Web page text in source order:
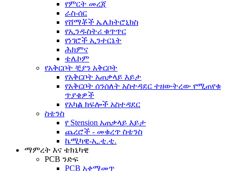
የምርት መረጃ
ራስ-ሰር
የሸማቾች ኤሌክትሮኒክስ
የኢንዱስትሪ ቁጥጥር
የነገሮች ኢንተርኔት
ሕክምና
ቴሌኮም
የአቅርቦት ቺያን አቅርቦት
የአቅርቦት አጠቃላይ እይታ
የአቅርቦት ሰንሰለት አስተዳደር ተዘውትረው የሚጠየቁ
ጥያቄዎች
የአካል ክፍሎች አስተዳደር
ስቴንስ
የ Stension አጠቃላይ እይታ
ጨረሮች - መቁረጥ ስቴንስ
ኬሚካዊ-ኢ.ቲ.ቲ.
ማምረት እና ቴክኒካዊ
PCB ንድፍ
PCB አቀማመጥ